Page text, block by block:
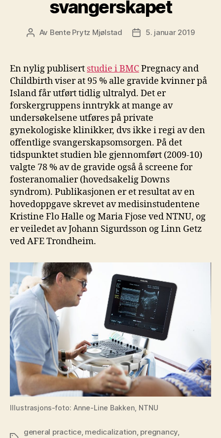
svangerskapet
Innleggsforfatter
Av Bente Prytz Mjølstad Publiseringsdato
5. januar 2019
En nylig publisert studie i BMCPregnacy and
Childbirth viser at 95 % alle gravide kvinner på
Island får utført tidlig ultralyd. Det er
forskergruppens inntrykk at mange av
undersøkelsene utføres på private
gynekologiske klinikker, dvs ikke i regi av den
offentlige svangerskapsomsorgen. På det
tidspunktet studien ble gjennomført (2009-10)
valgte 78 % av de gravide også å screene for
fosteranomalier (hovedsakelig Downs
syndrom). Publikasjonen er et resultat av en
hovedoppgave skrevet av medisinstudentene
Kristine Flo Halle og Maria Fjose ved NTNU, og
er veiledet av Johann Sigurdsson og Linn Getz
ved AFE Trondheim.
Illustrasjons-foto: Anne-Line Bakken, NTNU
general practice, medicalization, pregnancy,